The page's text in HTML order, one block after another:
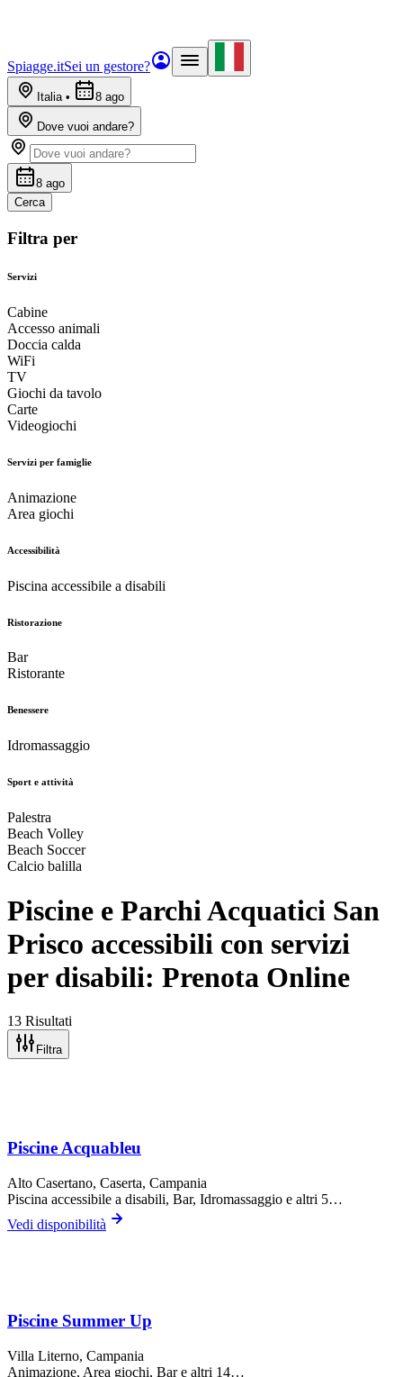
Spiagge.itSei un gestore?
Italia• 8 ago
Dove vuoi andare?
8 ago
Cerca
Filtra per
Servizi
Cabine
Accesso animali
Doccia calda
WiFi
TV
Giochi da tavolo
Carte
Videogiochi
Servizi per famiglie
Animazione
Area giochi
Accessibilità
Piscina accessibile a disabili
Ristorazione
Bar
Ristorante
Benessere
Idromassaggio
Sport e attività
Palestra
Beach Volley
Beach Soccer
Calcio balilla
Piscine e Parchi Acquatici San
Prisco accessibili con servizi
per disabili: Prenota Online
13 Risultati
Filtra
Piscine Acquableu
Alto Casertano, Caserta, Campania
Piscina accessibile a disabili, Bar, Idromassaggio e altri 5…
Vedi disponibilità
Piscine Summer Up
Villa Literno, Campania
Animazione, Area giochi, Bare altri 14…